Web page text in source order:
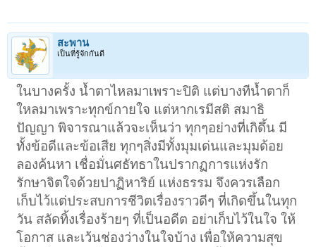
สะพาน
เป็นที่รู้จักกันดี
ในบางครั้ง น้ำตาไหลมาเพราะปิติ แต่บางทีน้ำตาก็
ใหลมาเพราะทุกข์กายใจ แต่หากเรมีสติ สมาธิ
ปัญญา พิจารณาแล้วจะเห็นว่า ทุกๆอย่างที่เกิดึ้น มี
ทั้งข้อดีและข้อเสีย ทุกๆสิ่งมีทั้งมุมเด่นและมุมด้อย
ลองค้นหา เชื่อมั่นศธัทธาในปรากฏการแห่งรัก
รักษาจิตใจด้วยปาฏิหาริย์ แห่งธรรม จึงควรเลือก
เก็บไว้แต่ประสบการชีวิตเรื่องราวดีๆ ที่เกิดขึ้นในทุก
วัน สลัดทิ้งเรื่องร้ายๆ ที่เป็นอดีต อย่าเก็บไว้ในใจ ให้
โอกาส และเว้นช่องว่างในใจบ้าง เพื่อให้ความสุข